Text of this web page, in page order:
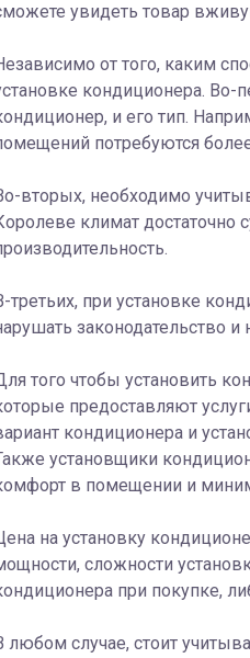
увидеть товар
от того, каким
кондиционера. Во-
и его тип.
потребуются
вторых, необходимо
климат достаточно
третьих, при установке
законодательство
того чтобы установить
предоставляют
кондиционера и
установщики
в помещении и
на установку
сложности
при покупке,
любом случае, стоит